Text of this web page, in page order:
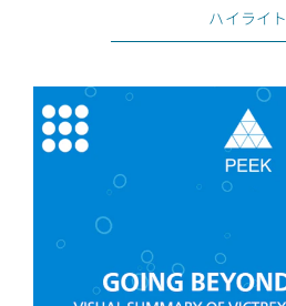
ハイライト